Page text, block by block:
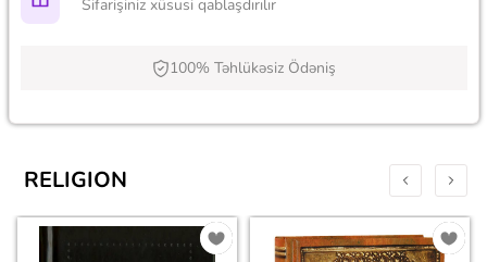
Sifarişiniz xüsusi qablaşdırılır
100% Təhlükəsiz Ödəniş
RELIGION